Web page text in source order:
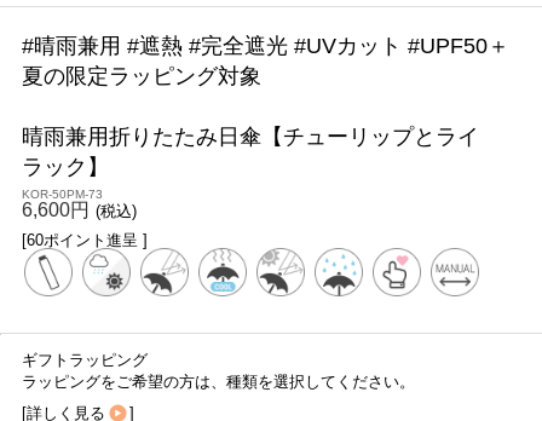
#晴雨兼用 #遮熱 #完全遮光 #UVカット #UPF50＋
夏の限定ラッピング対象
晴雨兼用折りたたみ日傘【チューリップとライ
ラック】
KOR-50PM-73
6,600円 (税込)
[60ポイント進呈 ]
ギフトラッピング
ラッピングをご希望の方は、種類を選択してください。
[詳しく見る ]